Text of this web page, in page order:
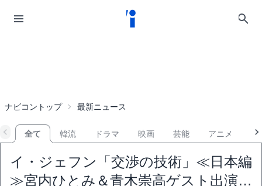
ナビコントップ 最新ニュース
全て 韓流 ドラマ 映画 芸能 アニメ
イ・ジェフン「交渉の技術」≪日本編
≫宮内ひとみ＆青木崇高ゲスト出演…